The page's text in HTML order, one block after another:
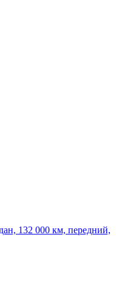
132 000 км, передний,